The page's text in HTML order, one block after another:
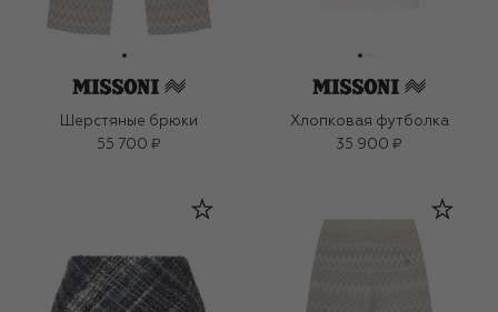
Шерстяные брюки
55 700 ₽
Хлопковая футболка
35 900 ₽